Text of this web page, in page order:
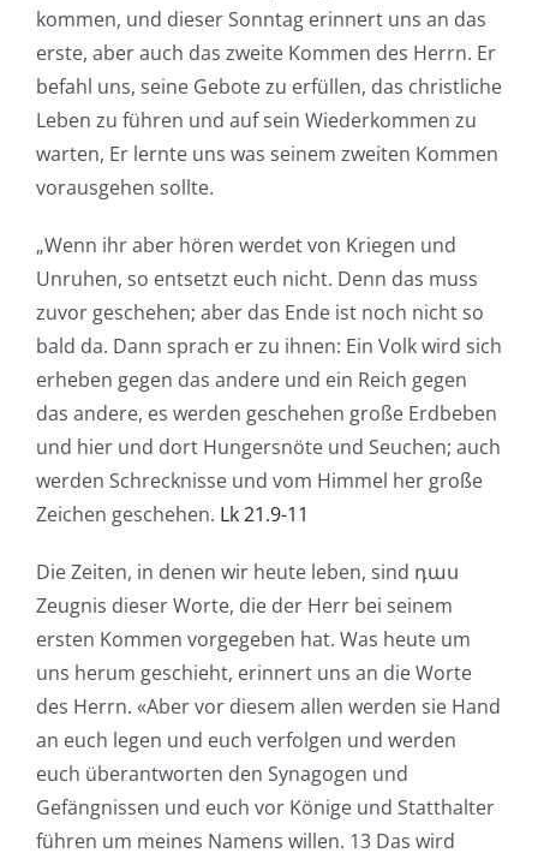
kommen, und dieser Sonntag erinnert uns an das
erste, aber auch das zweite Kommen des Herrn. Er
befahl uns, seine Gebote zu erfüllen, das christliche
Leben zu führen und auf sein Wiederkommen zu
warten, Er lernte uns was seinem zweiten Kommen
vorausgehen sollte.
„Wenn ihr aber hören werdet von Kriegen und
Unruhen, so entsetzt euch nicht. Denn das muss
zuvor geschehen; aber das Ende ist noch nicht so
bald da. Dann sprach er zu ihnen: Ein Volk wird sich
erheben gegen das andere und ein Reich gegen
das andere, es werden geschehen große Erdbeben
und hier und dort Hungersnöte und Seuchen; auch
werden Schrecknisse und vom Himmel her große
Zeichen geschehen. Lk 21.9-11
Die Zeiten, in denen wir heute leben, sind դաս
Zeugnis dieser Worte, die der Herr bei seinem
ersten Kommen vorgegeben hat. Was heute um
uns herum geschieht, erinnert uns an die Worte
des Herrn. «Aber vor diesem allen werden sie Hand
an euch legen und euch verfolgen und werden
euch überantworten den Synagogen und
Gefängnissen und euch vor Könige und Statthalter
führen um meines Namens willen. 13 Das wird